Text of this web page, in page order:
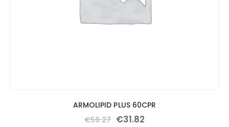
ARMOLIPID PLUS 60CPR
€59.27 €31.82